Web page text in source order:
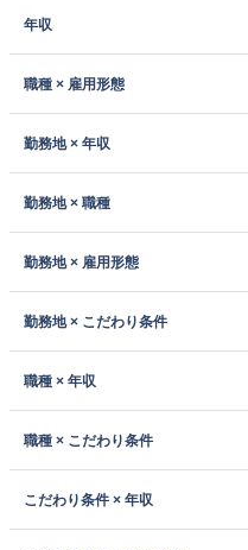
年収
職種 × 雇用形態
勤務地 × 年収
勤務地 × 職種
勤務地 × 雇用形態
勤務地 × こだわり条件
職種 × 年収
職種 × こだわり条件
こだわり条件 × 年収